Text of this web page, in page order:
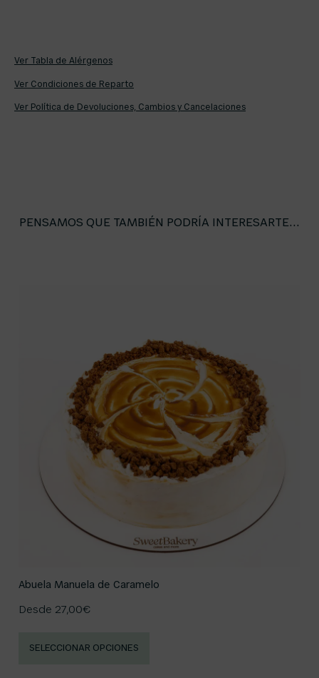
Ver Tabla de Alérgenos
Ver Condiciones de Reparto
Ver Política de Devoluciones, Cambios y Cancelaciones
PENSAMOS QUE TAMBIÉN PODRÍA INTERESARTE...
Abuela Manuela de Caramelo
Desde 27,00€
SELECCIONAR OPCIONES